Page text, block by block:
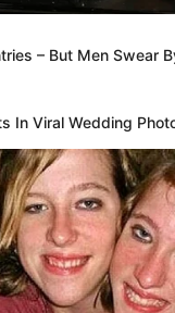
– But Men Swear
In Viral Wedding